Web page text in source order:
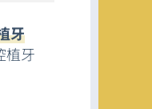
牙
植牙